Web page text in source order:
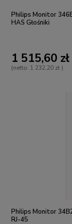
Philips Monitor
HAS Głośniki
1 515,60 zł
(netto: 1 232,20 zł )
Philips Monitor
RJ-45